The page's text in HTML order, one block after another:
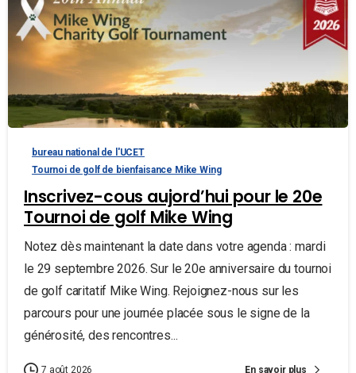
bureau national de l'UCET
Tournoi de golf de bienfaisance Mike Wing
Inscrivez-cous aujord’hui pour le 20e
Tournoi de golf Mike Wing
Notez dès maintenant la date dans votre agenda : mardi
le 29 septembre 2026. Sur le 20e anniversaire du tournoi
de golf caritatif Mike Wing. Rejoignez-nous sur les
parcours pour une journée placée sous le signe de la
générosité, des rencontres...
7 août 2026 En savoir plus